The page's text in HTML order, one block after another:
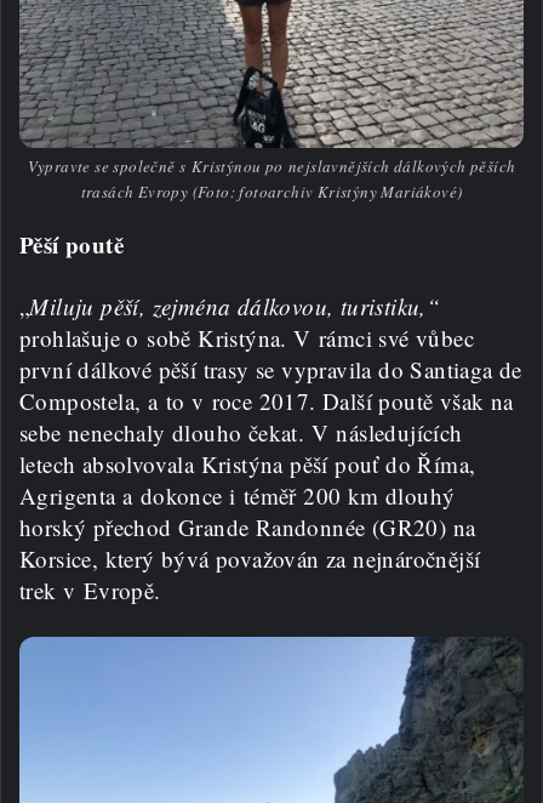
Vypravte se společně s Kristýnou po nejslavnějších dálkových pěších
trasách Evropy (Foto: fotoarchiv Kristýny Mariákové)
Pěší poutě
„Miluju pěší, zejména dálkovou, turistiku,“
prohlašuje o sobě Kristýna. V rámci své vůbec
první dálkové pěší trasy se vypravila do Santiaga de
Compostela, a to v roce 2017. Další poutě však na
sebe nenechaly dlouho čekat. V následujících
letech absolvovala Kristýna pěší pouť do Říma,
Agrigenta a dokonce i téměř 200 km dlouhý
horský přechod Grande Randonnée (GR20) na
Korsice, který bývá považován za nejnáročnější
trek v Evropě.